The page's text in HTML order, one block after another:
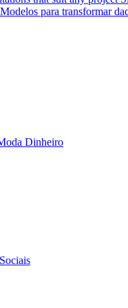
Modelos para transformar
Dinheiro